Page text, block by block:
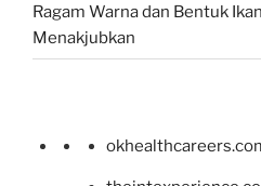
Ragam Warna dan Bentuk
Menakjubkan